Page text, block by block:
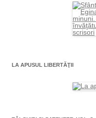
LA APUSUL LIBERTĂŢII